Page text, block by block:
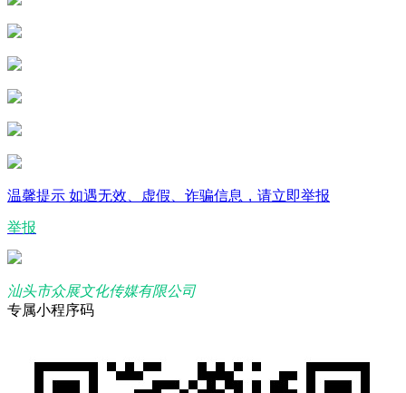
温馨提示 如遇无效、虚假、诈骗信息，请立即举报
举报
汕头市众展文化传媒有限公司
专属小程序码